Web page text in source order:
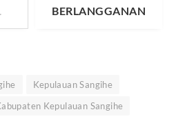
BERLANGGANAN
Kepulauan Sangihe
Kepulauan Sangihe